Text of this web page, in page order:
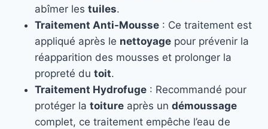
abîmer les tuiles.
Traitement Anti-Mousse : Ce traitement est
appliqué après le nettoyage pour prévenir la
réapparition des mousses et prolonger la
propreté du toit.
Traitement Hydrofuge : Recommandé pour
protéger la toiture après un démoussage
complet, ce traitement empêche l’eau de